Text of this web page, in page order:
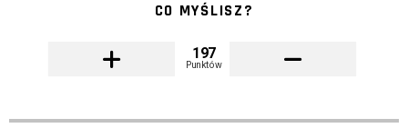
CO MYŚLISZ?
197
Punktów